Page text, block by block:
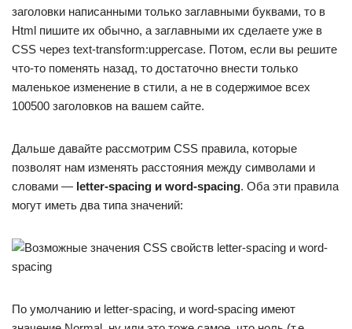
заголовки написанными только заглавными буквами, то в
Html пишите их обычно, а заглавными их сделаете уже в
CSS через text-transform:uppercase. Потом, если вы решите
что-то поменять назад, то достаточно внести только
маленькое изменение в стили, а не в содержимое всех
100500 заголовков на вашем сайте.
Дальше давайте рассмотрим CSS правила, которые
позволят нам изменять расстояния между символами и
словами — letter-spacing и word-spacing. Оба эти правила
могут иметь два типа значений:
По умолчанию и letter-spacing, и word-spacing имеют